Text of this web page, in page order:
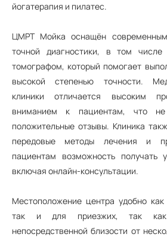
йогатерапия и пилатес.
ЦМРТ Мойка оснащён
точной диагностики, в том числе
томографом, который помогает
высокой степенью точности.
клиники отличается высоким
вниманием к пациентам, что
положительные отзывы. Клиника
передовые методы лечения и
пациентам возможность получать
включая онлайн-консультации.
Местоположение центра удобно
так и для приезжих, так
непосредственной близости от